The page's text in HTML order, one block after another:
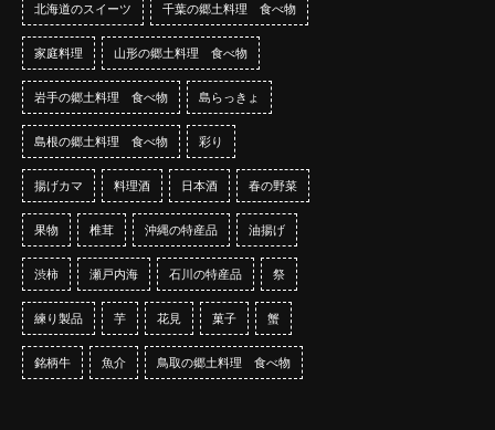
北海道のスイーツ 千葉の郷土料理 食べ物
家庭料理 山形の郷土料理 食べ物
岩手の郷土料理 食べ物 島らっきょ
島根の郷土料理 食べ物 彩り
揚げカマ 料理酒 日本酒 春の野菜
果物 椎茸 沖縄の特産品 油揚げ
渋柿 瀬戸内海 石川の特産品 祭
練り製品 芋 花見 菓子 蟹
銘柄牛 魚介 鳥取の郷土料理 食べ物